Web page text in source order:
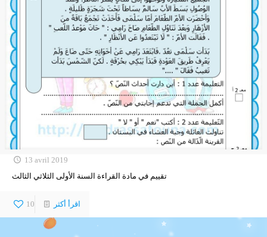
13 avril 2019
تقييم في مادة القراءة السنة الأولى الثلاثي الثالث
10 اقرأ أكثر